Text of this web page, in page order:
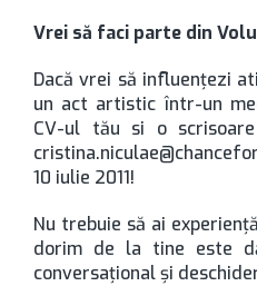
Vrei să faci parte din
Dacă vrei să influenţezi
un act artistic într-un
CV-ul tău si o
10 iulie 2011!
Nu trebuie să ai
dorim de la tine este
conversaţional şi